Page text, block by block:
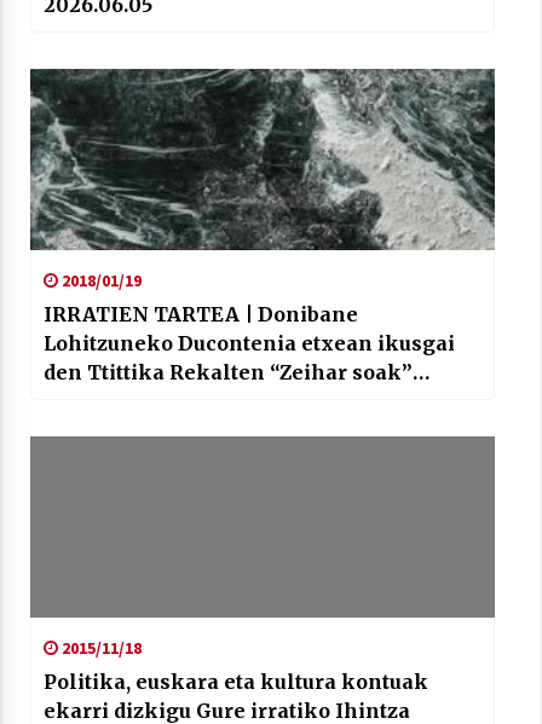
2018/01/19
IRRATIEN TARTEA | Donibane
Lohitzuneko Ducontenia etxean ikusgai
den Ttittika Rekalten “Zeihar soak”
2015/11/18
Politika, euskara eta kultura kontuak
ekarri dizkigu Gure irratiko Ihintza